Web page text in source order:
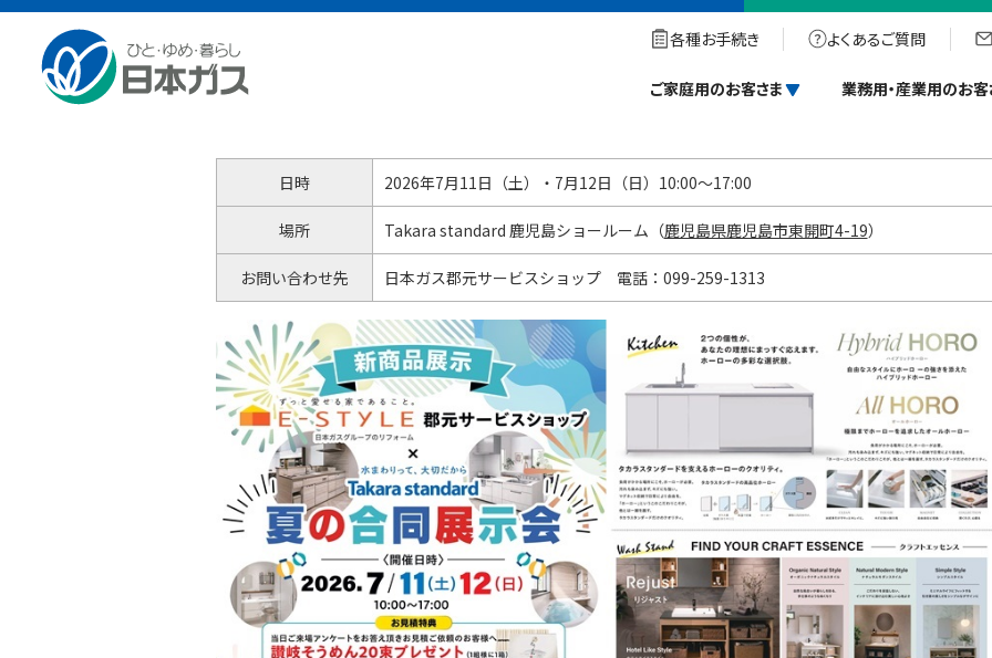
各種お手続き よくあるご質問
ご家庭用のお客さま 業務用・産業用のお客
夏の合同展示会（郡元サービスショップ）
日時 2026年7月11日（土）・7月12日（日）10:00～17:00
場所 Takara standard 鹿児島ショールーム（鹿児島県鹿児島市東開町4-19）
お問い合わせ先 日本ガス郡元サービスショップ 電話：099-259-1313